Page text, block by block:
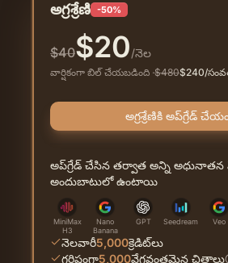
అగ్రశ్రేణి -50%
$40$20/నెల
వార్షికంగా బిల్ చేయబడింది ·$480$240/
అగ్రశ్రేణికి అప్‌గ్రేడ్
అప్‌గ్రేడ్ చేసిన తర్వాత అన్ని అధునాతన
అందుబాటులో ఉంటాయి
MiniMax
H3
Nano
Banana
GPT Seedream Veo
నెలవారీ5,000క్రెడిట్‌లు
గరిష్ఠంగా5,000వేగవంతమైన చిత్రాలు